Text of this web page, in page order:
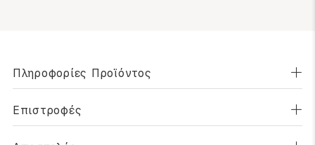
Πληροφορίες Προϊόντος
Επιστροφές